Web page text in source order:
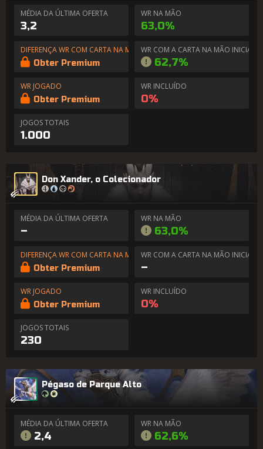
MÉDIA DA ÚLTIMA OFERTA
3,2
WR NA MÃO
63,0%
DIFERENÇA WR COM CARTA NA MÃO
Obter Premium
WR COM A CARTA NA MÃO INICIAL
62,7%
WR JOGADO
Obter Premium
WR INCLUÍDO
0%
JOGOS TOTAIS
1.000
Don Xander, o Colecionador
MÉDIA DA ÚLTIMA OFERTA
–
WR NA MÃO
63,0%
DIFERENÇA WR COM CARTA NA MÃO
Obter Premium
WR COM A CARTA NA MÃO INICIAL
–
WR JOGADO
Obter Premium
WR INCLUÍDO
0%
JOGOS TOTAIS
230
Pégaso de Parque Alto
MÉDIA DA ÚLTIMA OFERTA
2,4
WR NA MÃO
62,6%